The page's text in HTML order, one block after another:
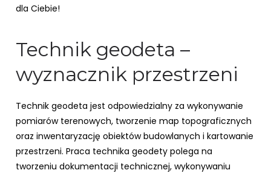
dla Ciebie!
Technik geodeta –
wyznacznik przestrzeni
Technik geodeta jest odpowiedzialny za wykonywanie
pomiarów terenowych, tworzenie map topograficznych
oraz inwentaryzację obiektów budowlanych i kartowanie
przestrzeni. Praca technika geodety polega na
tworzeniu dokumentacji technicznej, wykonywaniu